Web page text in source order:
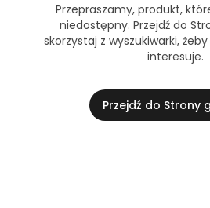
Przepraszamy, produkt,
niedostępny. Przejdź do
skorzystaj z wyszukiwarki,
interesuje.
Przejdź do Strony